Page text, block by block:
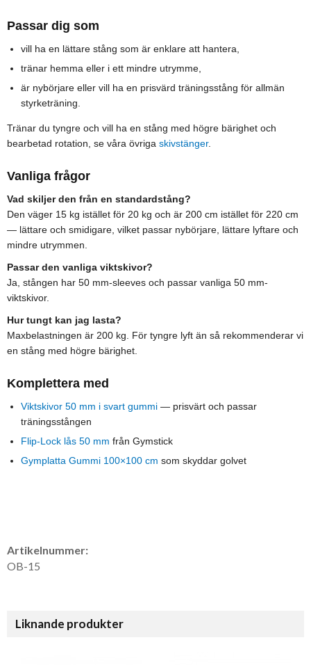
Passar dig som
vill ha en lättare stång som är enklare att hantera,
tränar hemma eller i ett mindre utrymme,
är nybörjare eller vill ha en prisvärd träningsstång för allmän
styrketräning.
Tränar du tyngre och vill ha en stång med högre bärighet och
bearbetad rotation, se våra övriga skivstänger.
Vanliga frågor
Vad skiljer den från en standardstång?
Den väger 15 kg istället för 20 kg och är 200 cm istället för 220 cm
— lättare och smidigare, vilket passar nybörjare, lättare lyftare och
mindre utrymmen.
Passar den vanliga viktskivor?
Ja, stången har 50 mm-sleeves och passar vanliga 50 mm-
viktskivor.
Hur tungt kan jag lasta?
Maxbelastningen är 200 kg. För tyngre lyft än så rekommenderar vi
en stång med högre bärighet.
Komplettera med
Viktskivor 50 mm i svart gummi — prisvärt och passar
träningsstången
Flip-Lock lås 50 mm från Gymstick
Gymplatta Gummi 100×100 cm som skyddar golvet
Artikelnummer:
OB-15
Liknande produkter